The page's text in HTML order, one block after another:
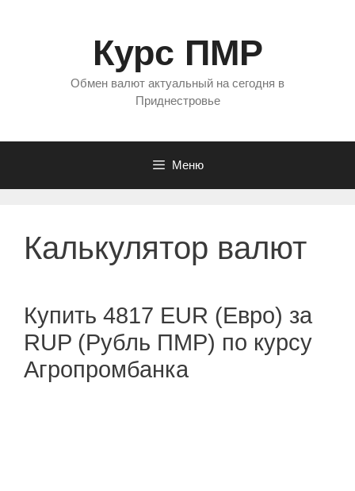
Курс ПМР
Обмен валют актуальный на сегодня в
Приднестровье
Меню
Калькулятор валют
Купить 4817 EUR (Евро) за
RUP (Рубль ПМР) по курсу
Агропромбанка